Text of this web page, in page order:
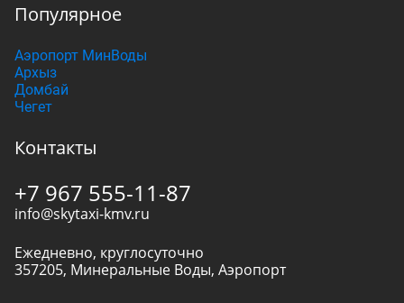
Популярное
Аэропорт МинВоды
Архыз
Домбай
Чегет
Контакты
+7 967 555-11-87
info@skytaxi-kmv.ru
Ежедневно, круглосуточно
357205, Минеральные Воды, Аэропорт